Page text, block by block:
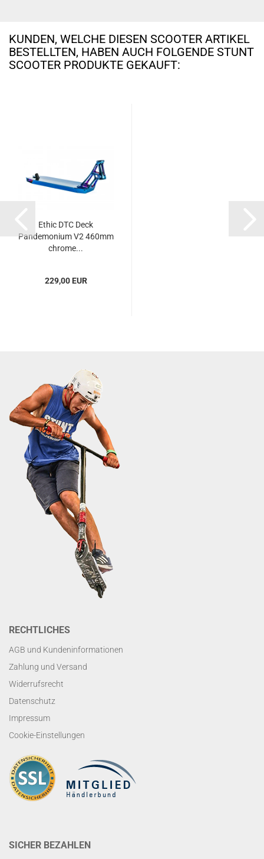
KUNDEN, WELCHE DIESEN SCOOTER ARTIKEL
BESTELLTEN, HABEN AUCH FOLGENDE STUNT
SCOOTER PRODUKTE GEKAUFT:
Ethic DTC Deck
Pandemonium V2 460mm
chrome...
229,00 EUR
RECHTLICHES
AGB und Kundeninformationen
Zahlung und Versand
Widerrufsrecht
Datenschutz
Impressum
Cookie-Einstellungen
SICHER BEZAHLEN